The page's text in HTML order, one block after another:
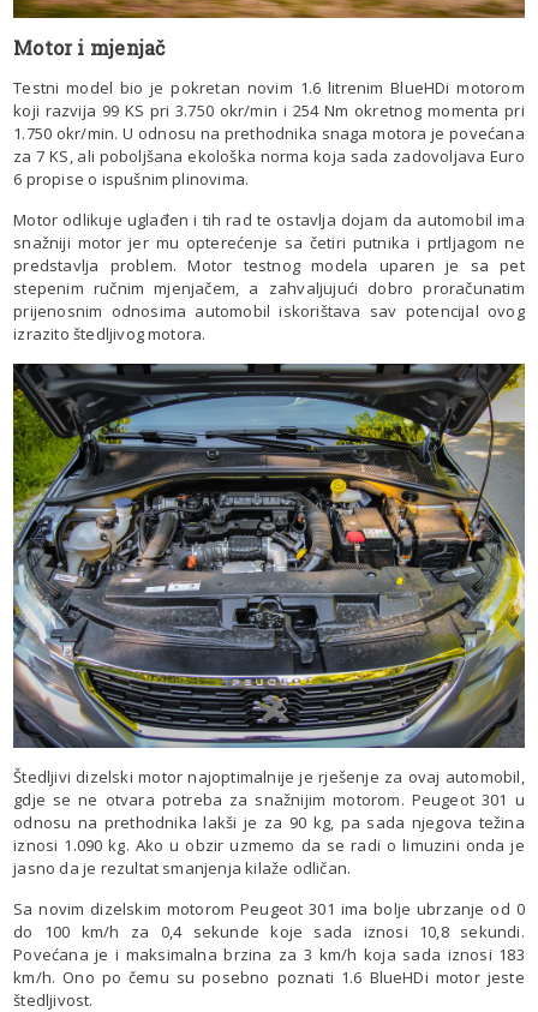
Motor i mjenjač
Testni model bio je pokretan novim 1.6 litrenim BlueHDi motorom
koji razvija 99 KS pri 3.750 okr/min i 254 Nm okretnog momenta pri
1.750 okr/min. U odnosu na prethodnika snaga motora je povećana
za 7 KS, ali poboljšana ekološka norma koja sada zadovoljava Euro
6 propise o ispušnim plinovima.
Motor odlikuje uglađen i tih rad te ostavlja dojam da automobil ima
snažniji motor jer mu opterećenje sa četiri putnika i prtljagom ne
predstavlja problem. Motor testnog modela uparen je sa pet
stepenim ručnim mjenjačem, a zahvaljujući dobro proračunatim
prijenosnim odnosima automobil iskorištava sav potencijal ovog
izrazito štedljivog motora.
Štedljivi dizelski motor najoptimalnije je rješenje za ovaj automobil,
gdje se ne otvara potreba za snažnijim motorom. Peugeot 301 u
odnosu na prethodnika lakši je za 90 kg, pa sada njegova težina
iznosi 1.090 kg. Ako u obzir uzmemo da se radi o limuzini onda je
jasno da je rezultat smanjenja kilaže odličan.
Sa novim dizelskim motorom Peugeot 301 ima bolje ubrzanje od 0
do 100 km/h za 0,4 sekunde koje sada iznosi 10,8 sekundi.
Povećana je i maksimalna brzina za 3 km/h koja sada iznosi 183
km/h. Ono po čemu su posebno poznati 1.6 BlueHDi motor jeste
štedljivost.